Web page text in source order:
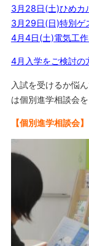
3月28日(土)ひめカ
3月29日(日)特別ゲ
4月4日(土)電気工
4月入学をご検討の
入試を受けるか悩
は個別進学相談会
【個別進学相談会】